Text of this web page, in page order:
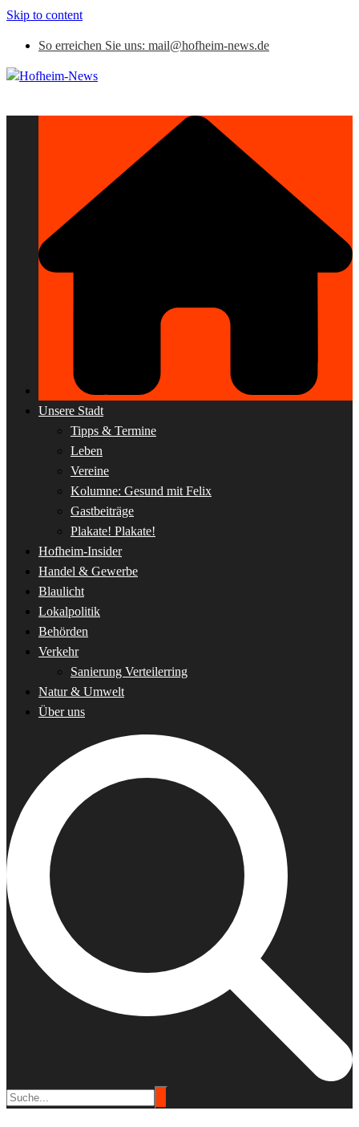
Skip to content
So erreichen Sie uns: mail@hofheim-news.de
Unsere Stadt
Tipps & Termine
Leben
Vereine
Kolumne: Gesund mit Felix
Gastbeiträge
Plakate! Plakate!
Hofheim-Insider
Handel & Gewerbe
Blaulicht
Lokalpolitik
Behörden
Verkehr
Sanierung Verteilerring
Natur & Umwelt
Über uns